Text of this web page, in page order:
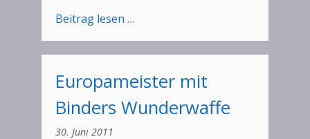
Beitrag lesen …
den
Europameister mit
Binders Wunderwaffe
30. Juni 2011